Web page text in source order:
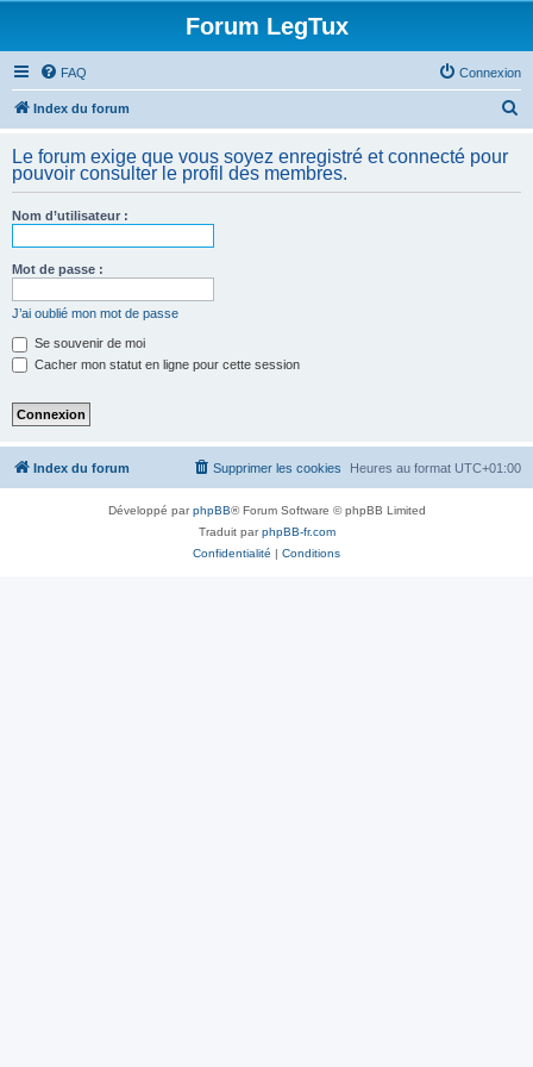
Forum LegTux
FAQ Connexion
Index du forum
h
Le forum exige que vous soyez enregistré et connecté pour
pouvoir consulter le profil des membres.
Nom d’utilisateur :
Mot de passe :
J’ai oublié mon mot de passe
Se souvenir de moi
Cacher mon statut en ligne pour cette session
Index du forum Heures au format UTC+01:00
Supprimer les cookies
Développé parphpBB® Forum Software © phpBB Limited
Traduit parphpBB-fr.com
Confidentialité | Conditions